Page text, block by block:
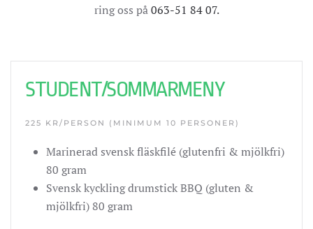
ring oss på063-51 84 07.
STUDENT/SOMMARMENY
225 KR/PERSON (MINIMUM 10 PERSONER)
Marinerad svensk fläskfilé (glutenfri & mjölkfri)
80 gram
Svensk kyckling drumstick BBQ (gluten &
mjölkfri) 80 gram